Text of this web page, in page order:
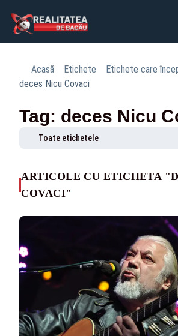
Acasă Etichete
Etichete care
deces Nicu Covaci
Tag: deces Nicu
Toate etichetele
ARTICOLE CU ETICHETA
COVACI"